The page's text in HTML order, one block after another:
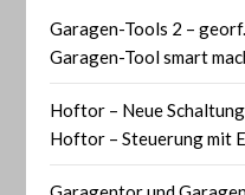
Garagen-Tools 2 –
Garagen-Tool smart
Hoftor – Neue
Hoftor – Steuerung mit